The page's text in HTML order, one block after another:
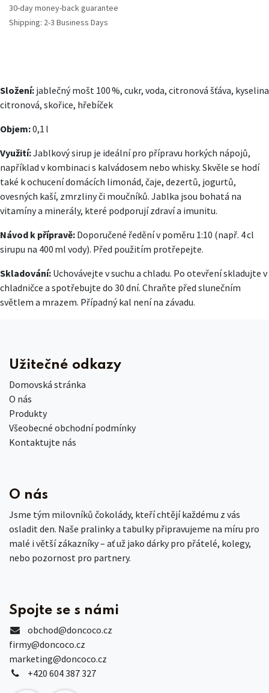
30-day money-back guarantee
Shipping: 2-3 Business Days
Složení: jablečný mošt 100 %, cukr, voda, citronová šťáva, kyselina
citronová, skořice, hřebíček
Objem:0,1 l
Využití:Jablkový sirup je ideální pro přípravu horkých nápojů,
například v kombinaci s kalvádosem nebo whisky. Skvěle se hodí
také k ochucení domácích limonád, čaje, dezertů, jogurtů,
ovesných kaší, zmrzliny či moučníků. Jablka jsou bohatá na
vitamíny a minerály, které podporují zdraví a imunitu.
Návod k přípravě: Doporučené ředění v poměru 1:10 (např. 4 cl
sirupu na 400 ml vody). Před použitím protřepejte.
Skladování: Uchovávejte v suchu a chladu. Po otevření skladujte v
chladničce a spotřebujte do 30 dní. Chraňte před slunečním
světlem a mrazem. Případný kal není na závadu.
Užitečné odkazy
Domovská stránka
O nás
Produkty
Všeobecné obchodní podmínky
Kontaktujte nás
O nás
Jsme tým milovníků čokolády, kteří chtějí každému z vás
osladit den. Naše pralinky a tabulky připravujeme na míru pro
malé i větší zákazníky – ať už jako dárky pro přátelé, kolegy,
nebo pozornost pro partnery.
Spojte se s námi
obchod@doncoco.cz
firmy@doncoco.cz
marketing@doncoco.cz
+420 604 387 327